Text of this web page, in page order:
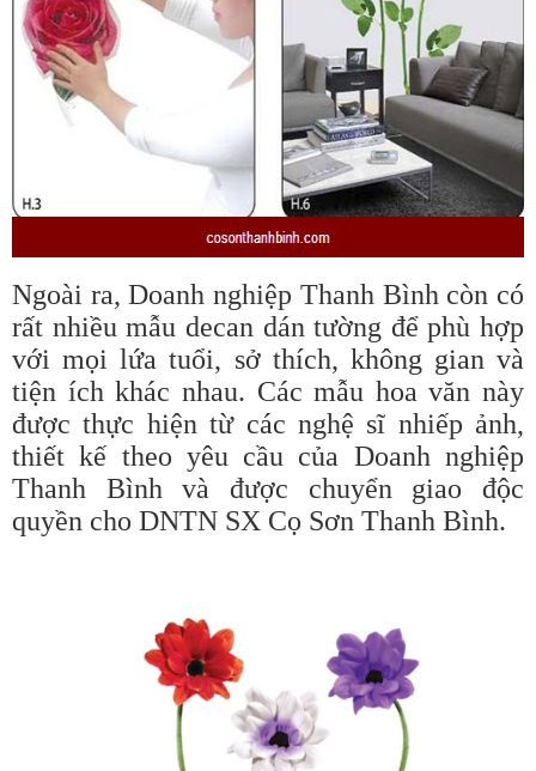
Ngoài ra, Doanh nghiệp Thanh Bình còn có
rất nhiều mẫu decan dán tường để phù hợp
với mọi lứa tuổi, sở thích, không gian và
tiện ích khác nhau. Các mẫu hoa văn này
được thực hiện từ các nghệ sĩ nhiếp ảnh,
thiết kế theo yêu cầu của Doanh nghiệp
Thanh Bình và được chuyển giao độc
quyền cho DNTN SX Cọ Sơn Thanh Bình.